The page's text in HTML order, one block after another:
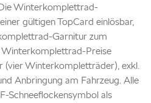
Winterkomplettrad-
gültigen TopCard einlösbar,
Garnitur zum
Preise
(vier Winterkompletträder), exkl.
Anbringung am Fahrzeug. Alle
Schneeflockensymbol als